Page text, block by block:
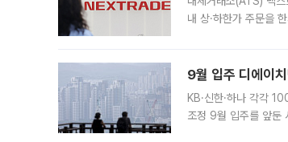
내 상·하한가 주문을
9월 입주 디에이
KB·신한·하나 각각
조정 9월 입주를 앞둔